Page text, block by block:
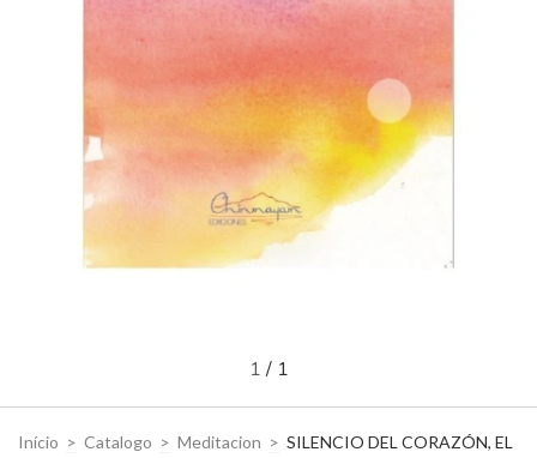
1 / 1
Início > Catalogo > Meditacion > SILENCIO DEL CORAZÓN, EL